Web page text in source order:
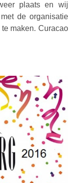
plaats en wij
de organisatie
maken. Curacao